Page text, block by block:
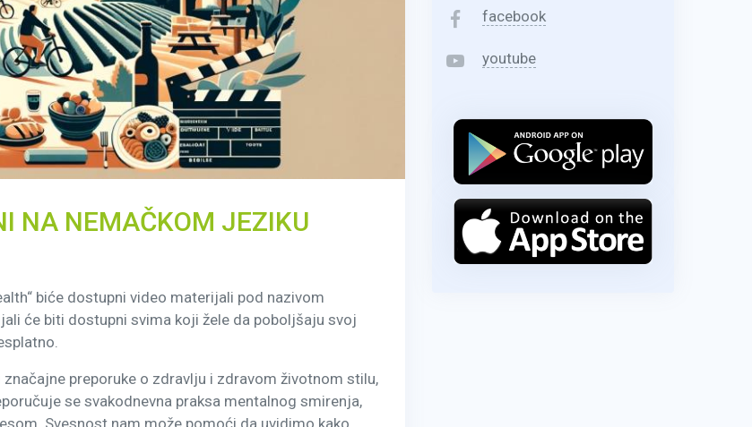
NA NEMAČKOM JEZIKU
biće dostupni video materijali pod nazivom
će biti dostupni svima koji žele da poboljšaju svoj
preporuke o zdravlju i zdravom životnom stilu,
se svakodnevna praksa mentalnog smirenja,
Svesnost nam može pomoći da uvidimo kako
facebook
youtube